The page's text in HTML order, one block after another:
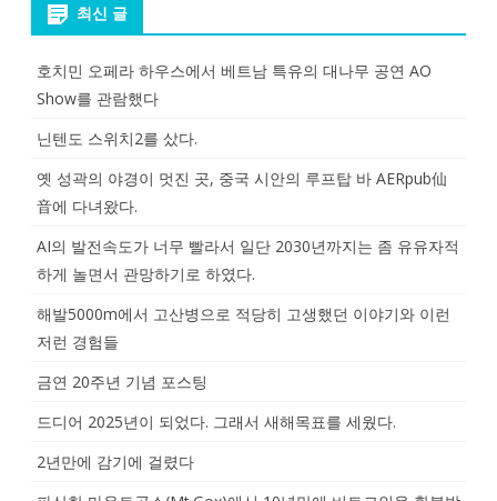
최신 글
호치민 오페라 하우스에서 베트남 특유의 대나무 공연 AO
Show를 관람했다
닌텐도 스위치2를 샀다.
옛 성곽의 야경이 멋진 곳, 중국 시안의 루프탑 바 AERpub仙
音에 다녀왔다.
AI의 발전속도가 너무 빨라서 일단 2030년까지는 좀 유유자적
하게 놀면서 관망하기로 하였다.
해발5000m에서 고산병으로 적당히 고생했던 이야기와 이런
저런 경험들
금연 20주년 기념 포스팅
드디어 2025년이 되었다. 그래서 새해목표를 세웠다.
2년만에 감기에 걸렸다